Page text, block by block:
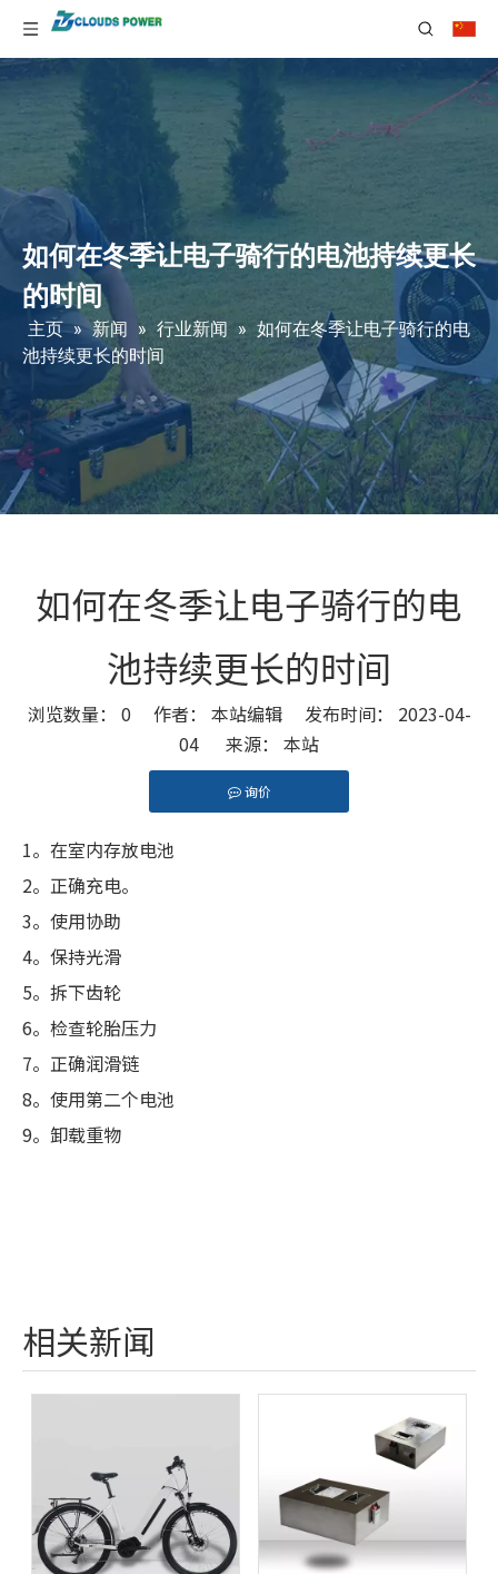
如何在冬季让电子骑行的电池持续更长
的时间
主页 » 新闻 » 行业新闻 » 如何在冬季让电子骑行的电
池持续更长的时间
如何在冬季让电子骑行的电
池持续更长的时间
浏览数量： 0 作者： 本站编辑 发布时间： 2023-04-
04 来源： 本站
询价
1。在室内存放电池
2。正确充电。
3。使用协助
4。保持光滑
5。拆下齿轮
6。检查轮胎压力
7。正确润滑链
8。使用第二个电池
9。卸载重物
相关新闻